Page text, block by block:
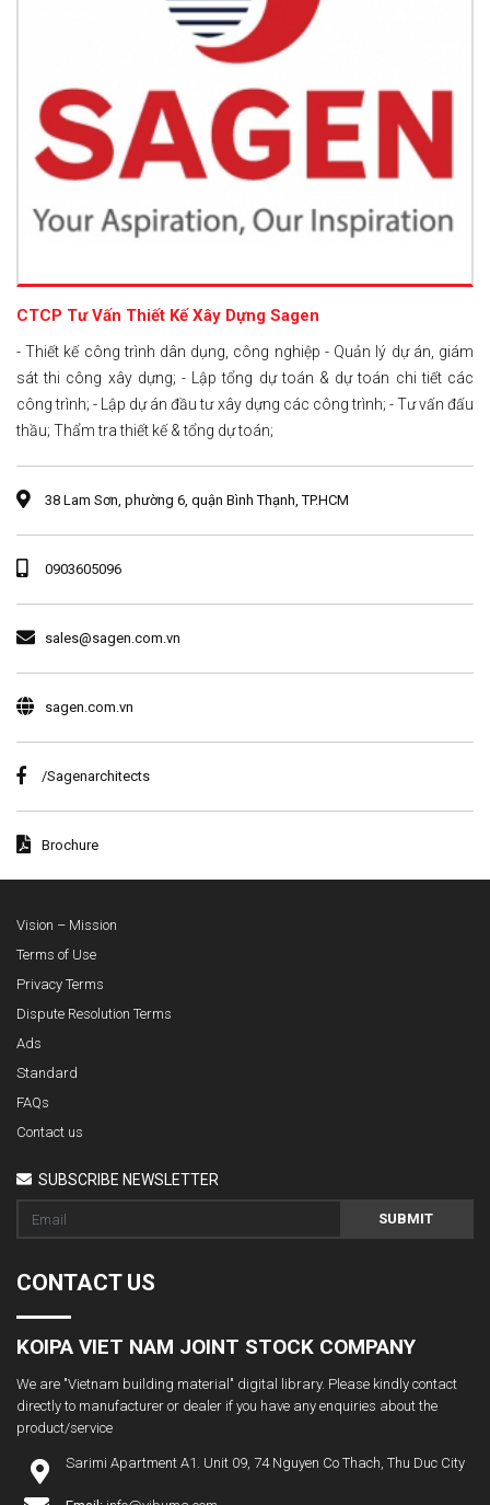
CTCP Tư Vấn Thiết Kế Xây Dựng Sagen
- Thiết kế công trình dân dụng, công nghiệp - Quản lý dự án, giám
sát thi công xây dựng; - Lập tổng dự toán & dự toán chi tiết các
công trình; - Lập dự án đầu tư xây dựng các công trình; - Tư vấn đấu
thầu; Thẩm tra thiết kế & tổng dự toán;
38 Lam Sơn, phường 6, quận Bình Thạnh, TP.HCM
0903605096
sales@sagen.com.vn
sagen.com.vn
/Sagenarchitects
Brochure
Vision – Mission
Terms of Use
Privacy Terms
Dispute Resolution Terms
Ads
Standard
FAQs
Contact us
SUBSCRIBE NEWSLETTER
SUBMIT
CONTACT US
KOIPA VIET NAM JOINT STOCK COMPANY
We are "Vietnam building material" digital library. Please kindly contact
directly to manufacturer or dealer if you have any enquiries about the
product/service
Sarimi Apartment A1. Unit 09, 74 Nguyen Co Thach, Thu Duc City